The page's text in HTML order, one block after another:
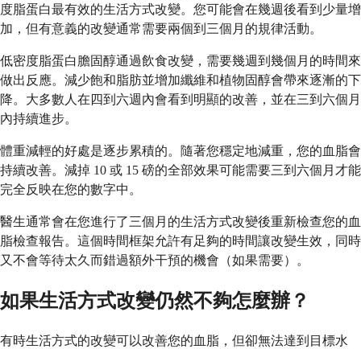
度脂蛋白最有效的生活方式改變。您可能會在幾週後看到少量增
加，但有意義的改變通常需要兩個到三個月的規律活動。
低密度脂蛋白膽固醇通過飲食改變，需要幾週到幾個月的時間來
做出反應。減少飽和脂肪並增加纖維和植物固醇會帶來逐漸的下
降。大多數人在四到六週內會看到明顯的改善，並在三到六個月
內持續進步。
體重減輕的好處是逐步累積的。隨著您穩定地減重，您的血脂會
持續改善。減掉 10 或 15 磅的全部效果可能需要三到六個月才能
完全反映在您的數字中。
醫生通常會在您進行了三個月的生活方式改變後重新檢查您的血
脂檢查報告。這個時間框架允許有足夠的時間讓改變生效，同時
又不會等待太久而錯過額外干預的機會（如果需要）。
如果生活方式改變仍然不夠怎麼辦？
有時生活方式的改變可以改善您的血脂，但卻無法達到目標水